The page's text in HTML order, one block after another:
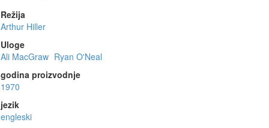
Režija
Arthur Hiller
Uloge
Ali MacGraw Ryan O'Neal
godina proizvodnje
1970
jezik
engleski